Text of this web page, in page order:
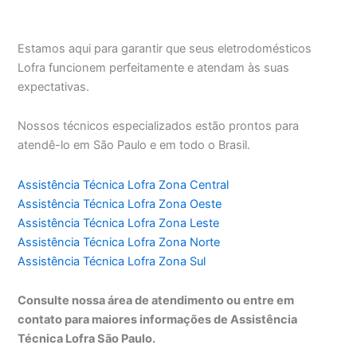
Estamos aqui para garantir que seus eletrodomésticos
Lofra funcionem perfeitamente e atendam às suas
expectativas.
Nossos técnicos especializados estão prontos para
atendê-lo em São Paulo e em todo o Brasil.
Assistência Técnica Lofra Zona Central
Assistência Técnica Lofra Zona Oeste
Assistência Técnica Lofra Zona Leste
Assistência Técnica Lofra Zona Norte
Assistência Técnica Lofra Zona Sul
Consulte nossa área de atendimento ou entre em
contato para maiores informações de Assistência
Técnica Lofra São Paulo.